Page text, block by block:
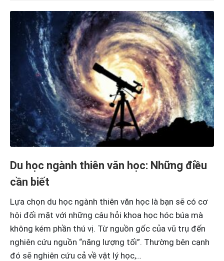
Du học ngành thiên văn học: Những điều
cần biết
Lựa chọn du học ngành thiên văn học là bạn sẽ có cơ
hội đối mặt với những câu hỏi khoa học hóc búa mà
không kém phần thú vị. Từ nguồn gốc của vũ trụ đến
nghiên cứu nguồn “năng lượng tối”. Thường bên cạnh
đó sẽ nghiên cứu cả về vật lý học,…